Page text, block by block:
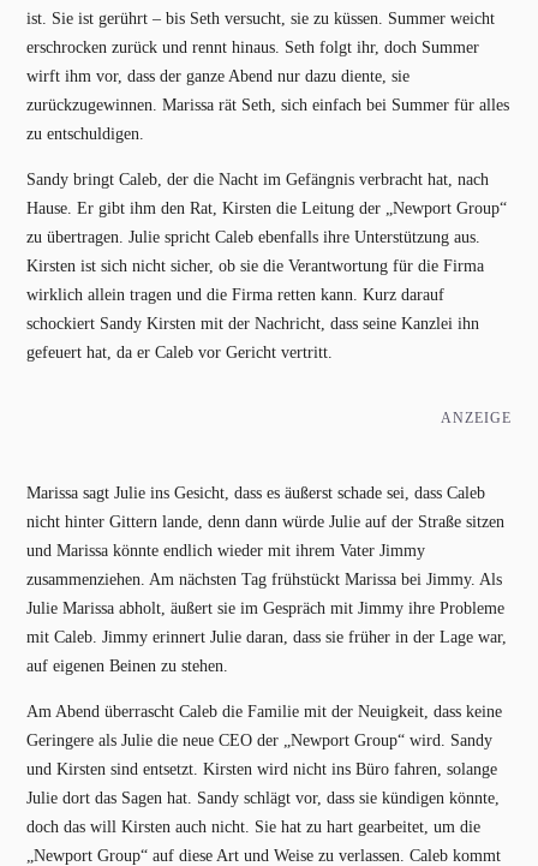
ist. Sie ist gerührt – bis Seth versucht, sie zu küssen. Summer weicht
erschrocken zurück und rennt hinaus. Seth folgt ihr, doch Summer
wirft ihm vor, dass der ganze Abend nur dazu diente, sie
zurückzugewinnen. Marissa rät Seth, sich einfach bei Summer für alles
zu entschuldigen.
Sandy bringt Caleb, der die Nacht im Gefängnis verbracht hat, nach
Hause. Er gibt ihm den Rat, Kirsten die Leitung der „Newport Group“
zu übertragen. Julie spricht Caleb ebenfalls ihre Unterstützung aus.
Kirsten ist sich nicht sicher, ob sie die Verantwortung für die Firma
wirklich allein tragen und die Firma retten kann. Kurz darauf
schockiert Sandy Kirsten mit der Nachricht, dass seine Kanzlei ihn
gefeuert hat, da er Caleb vor Gericht vertritt.
ANZEIGE
Marissa sagt Julie ins Gesicht, dass es äußerst schade sei, dass Caleb
nicht hinter Gittern lande, denn dann würde Julie auf der Straße sitzen
und Marissa könnte endlich wieder mit ihrem Vater Jimmy
zusammenziehen. Am nächsten Tag frühstückt Marissa bei Jimmy. Als
Julie Marissa abholt, äußert sie im Gespräch mit Jimmy ihre Probleme
mit Caleb. Jimmy erinnert Julie daran, dass sie früher in der Lage war,
auf eigenen Beinen zu stehen.
Am Abend überrascht Caleb die Familie mit der Neuigkeit, dass keine
Geringere als Julie die neue CEO der „Newport Group“ wird. Sandy
und Kirsten sind entsetzt. Kirsten wird nicht ins Büro fahren, solange
Julie dort das Sagen hat. Sandy schlägt vor, dass sie kündigen könnte,
doch das will Kirsten auch nicht. Sie hat zu hart gearbeitet, um die
„Newport Group“ auf diese Art und Weise zu verlassen. Caleb kommt